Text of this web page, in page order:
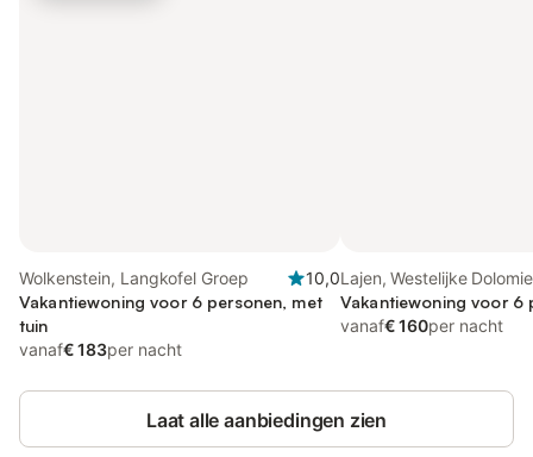
Wolkenstein, Langkofel Groep
10,0
Vakantiewoning voor 6 personen, met
tuin
vanaf€ 183per nacht
Lajen, Westelijke
Vakantiewoning voor 6
vanaf€ 160per nacht
Laat alle aanbiedingen zien